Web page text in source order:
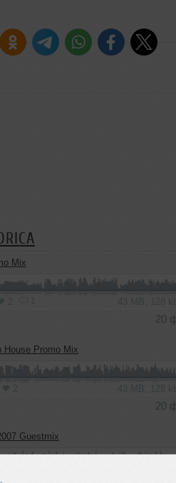
Mix
20
House Promo Mix
20
Guestmix